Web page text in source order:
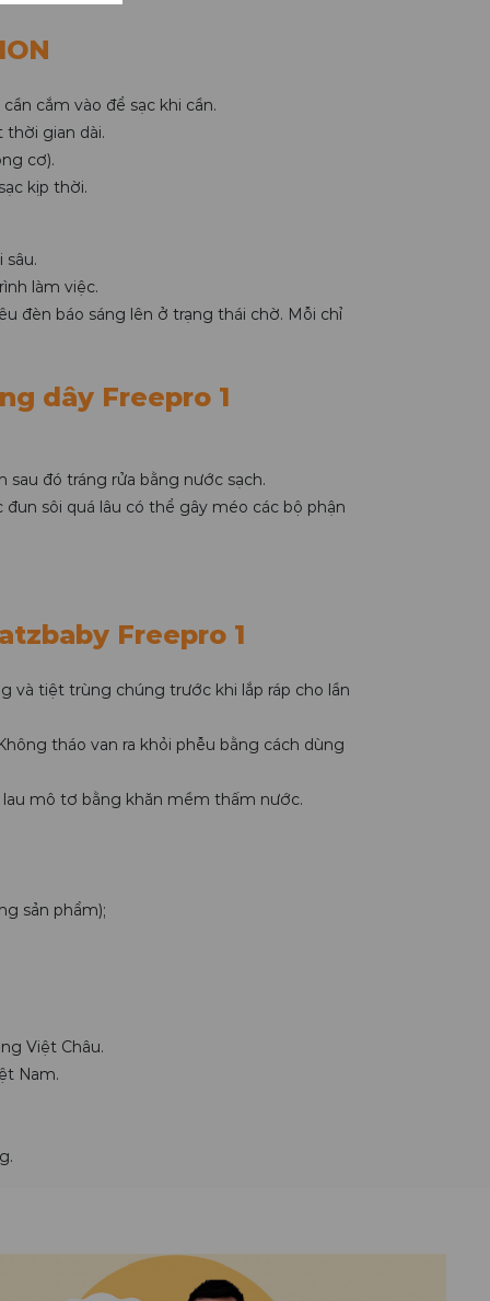
cắm vào để sạc khi cần.
thời gian dài.
cơ).
kịp thời.
sâu.
làm việc.
đèn báo sáng lên ở trạng thái chờ. Mỗi chỉ
dây Freepro 1
đó tráng rửa bằng nước sạch.
sôi quá lâu có thể gây méo các bộ phận
Freepro 1
và tiệt trùng chúng trước khi lắp ráp cho lần
tháo van ra khỏi phễu bằng cách dùng
mô tơ bằng khăn mềm thấm nước.
sản phẩm);
Việt Châu.
Nam.